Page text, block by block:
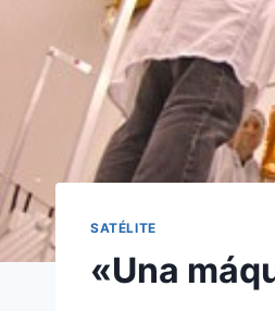
SATÉLITE
«Una